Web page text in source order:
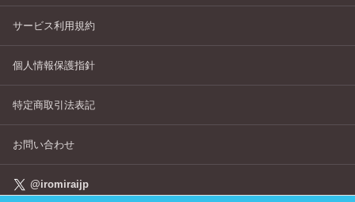
サービス利用規約
個人情報保護指針
特定商取引法表記
お問い合わせ
@iromiraijp